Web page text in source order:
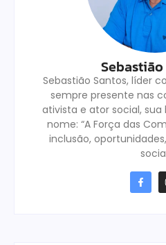
Sebastião Santos, líder
sempre presente nas
ativista e ator social,
nome: “A Força das
inclusão,